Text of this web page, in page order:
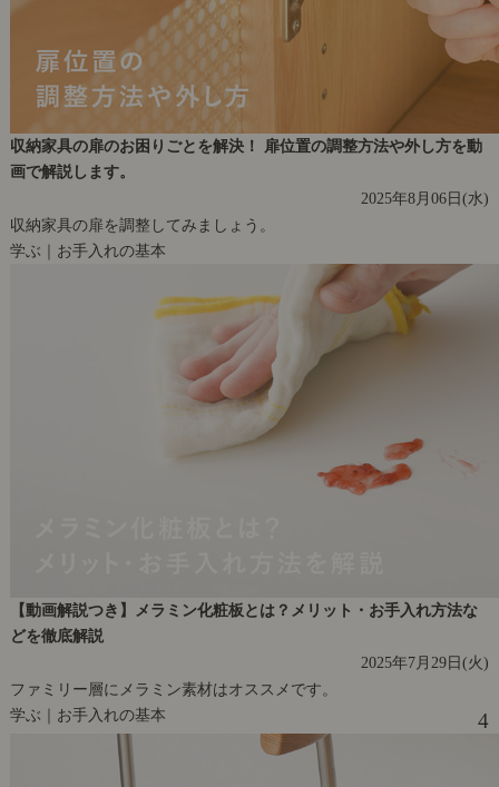
収納家具の扉のお困りごとを解決！ 扉位置の調整方法や外し方を動
画で解説します。
2025年8月06日(水)
収納家具の扉を調整してみましょう。
学ぶ｜お手入れの基本
【動画解説つき】メラミン化粧板とは？メリット・お手入れ方法な
どを徹底解説
2025年7月29日(火)
ファミリー層にメラミン素材はオススメです。
学ぶ｜お手入れの基本
4